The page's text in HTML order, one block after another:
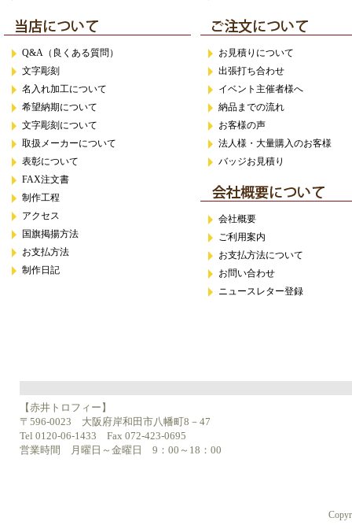
Q&A（良くある質問）
文字彫刻
名入れ加工について
希望納期について
文字彫刻について
取扱メーカーについて
表彰について
FAX注文書
制作工程
アクセス
国旗掲揚方法
お支払方法
制作日記
お見積りについて
出張打ち合わせ
イベント主催者様へ
納品までの流れ
お客様の声
法人様・大量購入のお客様
バッジお見積り
会社概要
ご利用案内
お支払方法について
お問い合わせ
ニュースレター登録
【赤井トロフィー】
〒596-0023 大阪府岸和田市八幡町8－47
Tel 0120-06-1433 Fax 072-423-0695
営業時間 月曜日～金曜日 9：00～18：00